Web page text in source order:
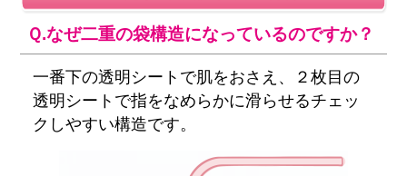
Ｑ.なぜ二重の袋構造になっているのですか？
一番下の透明シートで肌をおさえ、２枚目の
透明シートで指をなめらかに滑らせるチェッ
クしやすい構造です。